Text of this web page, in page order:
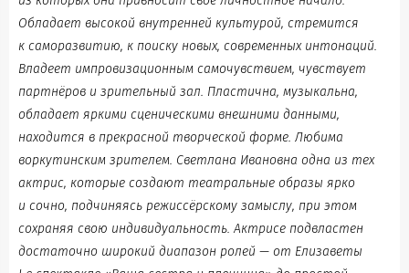
Обладает высокой внутренней культурой, стремится
к саморазвитию, к поиску новых, современных интонаций.
Владеет импровизационным самочувствием, чувствует
партнёров и зрительный зал. Пластична, музыкальна,
обладает яркими сценическими внешними данными,
находится в прекрасной творческой форме. Любима
воркутинским зрителем. Светлана Ивановна одна из тех
актрис, которые создают театральные образы ярко
и сочно, подчиняясь режиссёрскому замыслу, при этом
сохраняя свою индивидуальность. Актрисе подвластен
достаточно широкий диапазон ролей — от Елизаветы